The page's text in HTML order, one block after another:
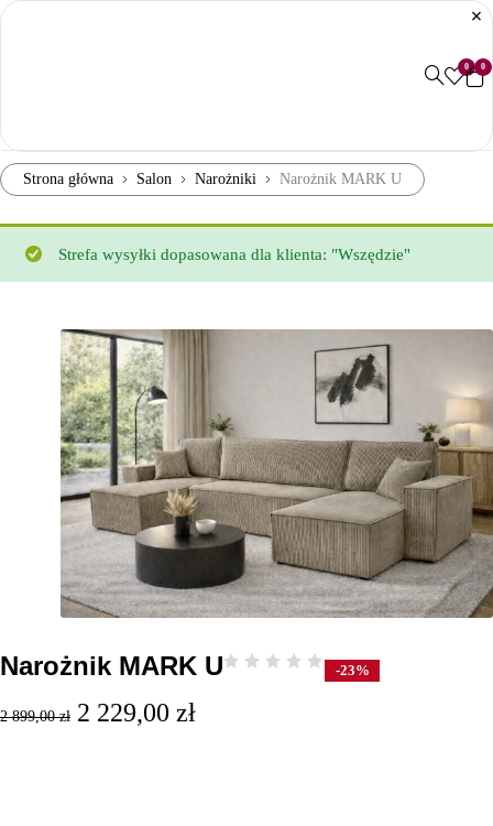
0 0
Strona główna Salon Narożniki Narożnik MARK U
Strefa wysyłki dopasowana dla klienta: "Wszędzie"
Narożnik MARK U -23%
2 899,00zł 2 229,00 zł